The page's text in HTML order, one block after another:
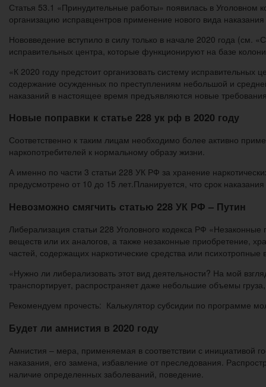
Статья 53.1 «Принудительные работы» появилась в Уголовном
организацию исправцентров применение нового вида
Нововведение вступило в силу только в начале 2020 года (см.
исправительных центра, которые функционируют на базе
«К 2020 году предстоит организовать систему
содержание осужденных по преступлениям небольшой и
наказаний в настоящее время предъявляются новые
Новые поправки к статье 228 ук рф в 2020 году
Соответственно к таким лицам необходимо более активно
наркопотребителей к нормальному образу жизни.
А именно по части 3 статьи 228 УК РФ за хранение
предусмотрено от 10 до 15 лет.Планируется, что срок
Невозможно смягчить статью 228 УК РФ – Путин
Либерализация статьи 228 Уголовного кодекса РФ
веществ или их аналогов, а также незаконные приобретение,
частей, содержащих наркотические средства или
«Нужно ли либерализовать этот вид деятельности? На мой
транспортирует, распространяет даже небольшие объемы
Рекомендуем прочесть: Калькулятор субсидии по программе
Будет ли амнистия в 2020 году
Амнистия – мера, применяемая в соответствии с инициативой
наказания, его замена, избавление от преследования.
наличие определенных заболеваний, поведение.